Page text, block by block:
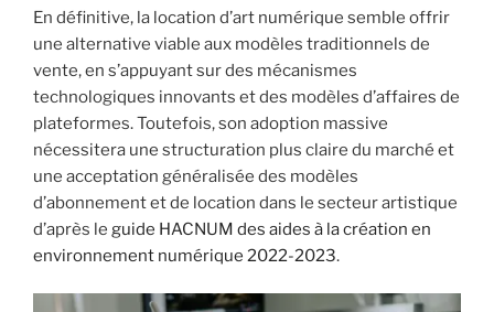
En définitive, la location d’art numérique semble offrir
une alternative viable aux modèles traditionnels de
vente, en s’appuyant sur des mécanismes
technologiques innovants et des modèles d’affaires de
plateformes. Toutefois, son adoption massive
nécessitera une structuration plus claire du marché et
une acceptation généralisée des modèles
d’abonnement et de location dans le secteur artistique
d’après le guide HACNUM des aides à la création en
environnement numérique 2022-2023.